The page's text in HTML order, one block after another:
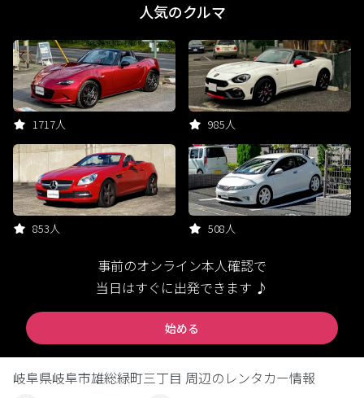
人気のクルマ
1717人 985人
853人 508人
事前のオンライン本人確認で
当日はすぐに出発できます ♪
始める
岐阜県岐阜市雄総緑町三丁目 周辺のレンタカー情報